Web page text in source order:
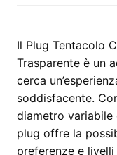
Trasparente
–
20
cm
di
lunghezza
e
Il Plug Tentacolo
Trasparente è un
cerca
soddisfacente.
diametro variabile
plug offre la
preferenze e